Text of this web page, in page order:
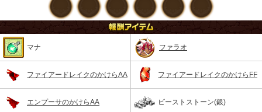
マナ ファラオ
ファイアードレイクのかけらAA ファイアードレイクのかけらFF
エンプーサのかけらAA ビーストストーン(銀)